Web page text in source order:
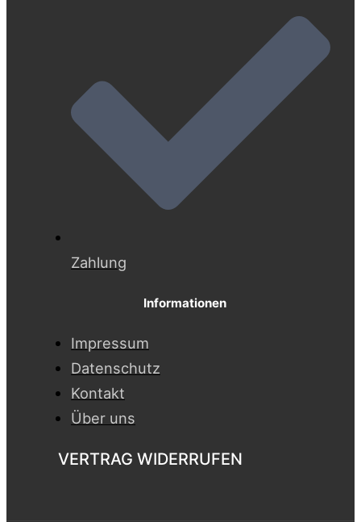
Zahlung
Informationen
Impressum
Datenschutz
Kontakt
Über uns
VERTRAG WIDERRUFEN